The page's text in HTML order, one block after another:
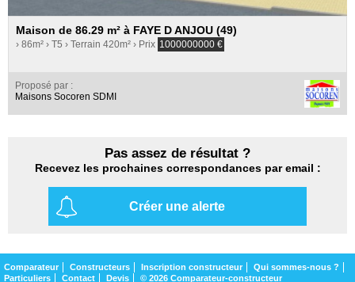
Maison de 86.29 m² à FAYE D ANJOU (49)
› 86m² › T5 › Terrain 420m² › Prix 1000000000 €
Proposé par :
Maisons Socoren SDMI
Pas assez de résultat ?
Recevez les prochaines correspondances par email :
Créer une alerte
Comparateur Constructeurs Inscription constructeur
Qui sommes-nous ?
Particuliers
Contact Devis © 2026 Comparateur-constructeur